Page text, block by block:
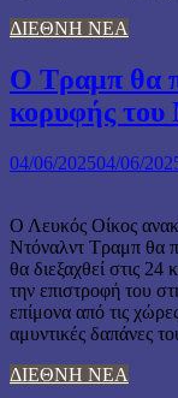
ΔΙΕΘΝΗ ΝΕΑ
Ο Τραμπ θα
κορυφής
04/06/202504/06/
Ο Λευκός Οίκος
Ντόναλντ Τραμπ θα
θα διεξαχθεί στις
την επιστροφή του
επίμονα από τις
αμυντικές δαπάνες
ΔΙΕΘΝΗ ΝΕΑ